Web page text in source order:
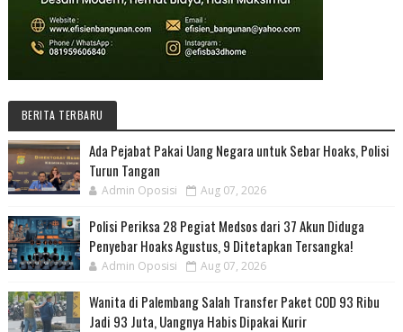
BERITA TERBARU
Ada Pejabat Pakai Uang Negara untuk Sebar Hoaks, Polisi
Turun Tangan
Admin Oposisi Aug 07, 2026
Polisi Periksa 28 Pegiat Medsos dari 37 Akun Diduga
Penyebar Hoaks Agustus, 9 Ditetapkan Tersangka!
Admin Oposisi Aug 07, 2026
Wanita di Palembang Salah Transfer Paket COD 93 Ribu
Jadi 93 Juta, Uangnya Habis Dipakai Kurir